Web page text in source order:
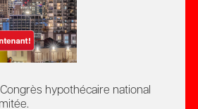
hypothécaire national